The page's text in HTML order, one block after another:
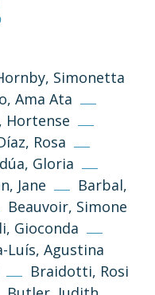
Simonetta
Ama Ata
Hortense
Rosa
Gloria
Jane
Barbal,
Beauvoir, Simone
Gioconda
Luís, Agustina
Braidotti, Rosi